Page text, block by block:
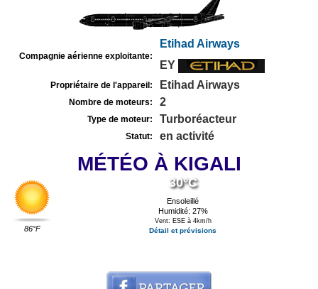
Compagnie aérienne exploitante:
Etihad Airways
EY
Propriétaire de l'appareil: Etihad Airways
Nombre de moteurs: 2
Type de moteur: Turboréacteur
Statut: en activité
MÉTÉO À KIGALI
86°F
30°C
Ensoleillé
Humidité: 27%
Vent: ESE à 4km/h
Détail et prévisions